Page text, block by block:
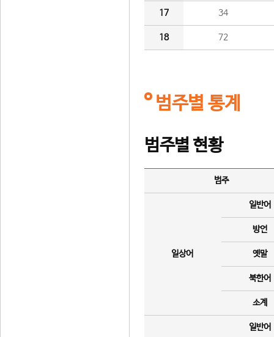
17 34
18 72
범주별 통계
범주별 현황
범주
일상어
일반어
방언
옛말
북한어
소계
일반어